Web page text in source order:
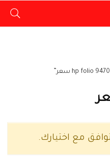
مع اختيارك.